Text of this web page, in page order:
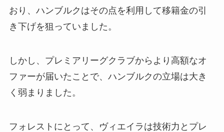
おり、ハンブルクはその点を利用して移籍金の引
き下げを狙っていました。
しかし、プレミアリーグクラブからより高額なオ
ファーが届いたことで、ハンブルクの立場は大き
く弱まりました。
フォレストにとって、ヴィエイラは技術力とプレ